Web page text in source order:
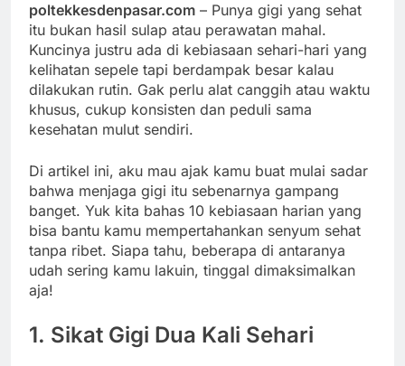
poltekkesdenpasar.com – Punya gigi yang sehat
itu bukan hasil sulap atau perawatan mahal.
Kuncinya justru ada di kebiasaan sehari-hari yang
kelihatan sepele tapi berdampak besar kalau
dilakukan rutin. Gak perlu alat canggih atau waktu
khusus, cukup konsisten dan peduli sama
kesehatan mulut sendiri.
Di artikel ini, aku mau ajak kamu buat mulai sadar
bahwa menjaga gigi itu sebenarnya gampang
banget. Yuk kita bahas 10 kebiasaan harian yang
bisa bantu kamu mempertahankan senyum sehat
tanpa ribet. Siapa tahu, beberapa di antaranya
udah sering kamu lakuin, tinggal dimaksimalkan
aja!
1. Sikat Gigi Dua Kali Sehari